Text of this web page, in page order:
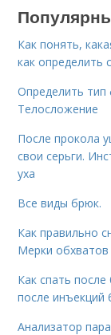
Как понять,
как определить
Определить тип
Телосложение
После прокола
свои серьги.
уха
Все виды брюк.
Как правильно
Мерки обхватов
Как спать
после инъекций
Анализатор